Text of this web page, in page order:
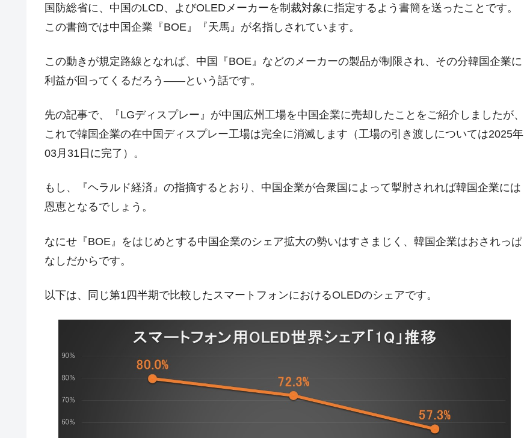
『Money1』 韓国で猛暑。南東部では干ばつ
『Money1』 韓国型イージス搭載の次世代駆逐艦「KDDX」1番艦、2032年竣工と公示
『Money1』
『Money1』
韓国政府『BYD』車への補助金を全廃 ⇒ 実は韓国で『BYD』車は売れている。6カ月で対前年同期比
『Money1』
在韓米国大使スティールが着韓！⇒ さっそく空港に詰めかけ「出て行け！」「極右勢力」のプラカー
ドを掲げる「在韓反米勢力」
『Money1』 韓国政府「2035年までに18.4GW規模のAIデータセンター整備」⇒ だから無理だってば。
『Money1』 韓国『国民年金公団』株価暴落で200兆蒸発。
『Money1』 韓国政府「ニセＫ-ブランドを通報しようキャンペーン」⇒ あの名物教授も登場！
『Money1』 韓国「橋が落ちました」⇒ 耐久性「なさすぎ」では。
『Money1』 韓国鉄鋼最大手『POSCO』ズブズブ沈む。営業利益80.2％も減少
する差別。許してはおかぬ
『Money1』 韓国ボンクラ政策室長･金容範、株価暴落に他人事のような発言。
韓国半導体『SKハイニックス』2026年2Qの業績「史上最高益」当期純利益は前年同期比13.4倍に。
韓国･加徳島新国際空港「またも暗礁」の危機 ⇒ 10.7兆では損が出るからできない。
【速報】韓国株式市場の暴落・本日07月29日(水)もサイドカー・サーキットブレイカーの二段コンボ
発動！
『Money1』 IT産業は人を雇用する効果は低い。全産業の半分未満しか雇用を生まない
国防総省に、中国のLCD、よびOLEDメーカーを制裁対象に指定するよう書簡を送ったことです。
この書簡では中国企業『BOE』『天馬』が名指しされています。
この動きが規定路線となれば、中国『BOE』などのメーカーの製品が制限され、その分韓国企業に
利益が回ってくるだろう――という話です。
先の記事で、『LGディスプレー』が中国広州工場を中国企業に売却したことをご紹介しましたが、
これで韓国企業の在中国ディスプレー工場は完全に消滅します（工場の引き渡しについては2025年
03月31日に完了）。
もし、『ヘラルド経済』の指摘するとおり、中国企業が合衆国によって掣肘されれば韓国企業には
恩恵となるでしょう。
なにせ『BOE』をはじめとする中国企業のシェア拡大の勢いはすさまじく、韓国企業はおされっぱ
なしだからです。
以下は、同じ第1四半期で比較したスマートフォンにおけるOLEDのシェアです。